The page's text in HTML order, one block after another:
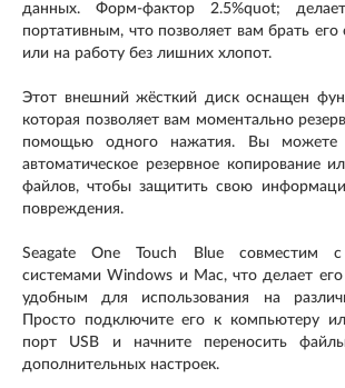
данных. Форм-фактор 2.5%quot;
портативным, что позволяет вам брать
или на работу без лишних хлопот.
Этот внешний жёсткий диск оснащен
которая позволяет вам моментально
помощью одного нажатия. Вы можете
автоматическое резервное копирование
файлов, чтобы защитить свою
повреждения.
Seagate One Touch Blue совместим с
системами Windows и Mac, что делает
удобным для использования на
Просто подключите его к компьютеру
порт USB и начните переносить
дополнительных настроек.